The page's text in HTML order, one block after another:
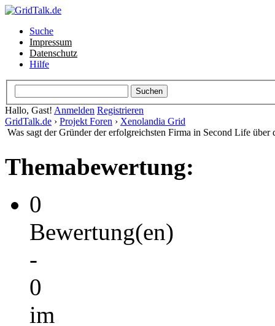
Suche
Impressum
Datenschutz
Hilfe
Hallo, Gast! Anmelden Registrieren
GridTalk.de › Projekt Foren › Xenolandia Grid
Was sagt der Gründer der erfolgreichsten Firma in Second Life über
Themabewertung:
0
Bewertung(en)
-
0
im